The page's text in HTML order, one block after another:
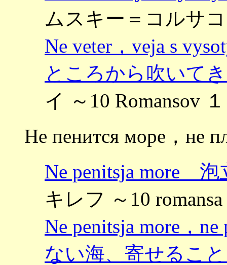
ムスキー＝コルサ
Ne veter，veja s
ところから吹いて
イ ～10 Romansov
Не пенится море，не
Ne penitsja more
キレフ ～10
Ne penitsja more，
ない海、寄せるこ